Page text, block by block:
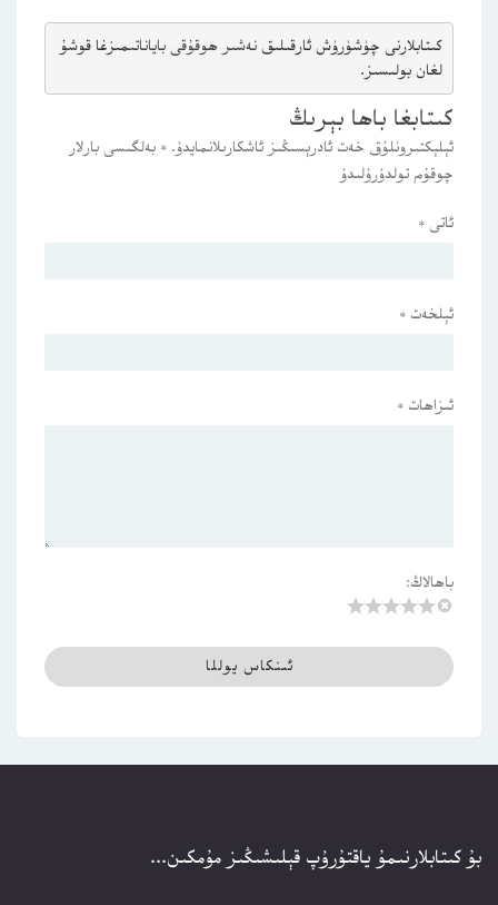
كىتابلارنى چۈشۈرۈش ئارقىلىق نەشىر ھوقۇقى باياناتىمىزغا قوشۇ
لغان بولىسىز.
كىتابغا باھا بېرىڭ
ئېلېكتىرونلۇق خەت ئادرېسىڭىز ئاشكارىلانمايدۇ. * بەلگىسى بارلار
چوقۇم تولدۇرۇلىدۇ
ئاتى *
ئېلخەت *
ئىزاھات *
باھالاڭ:
بۇ كىتابلارنىمۇ ياقتۇرۇپ قېلىشىڭىز مۇمكىن...